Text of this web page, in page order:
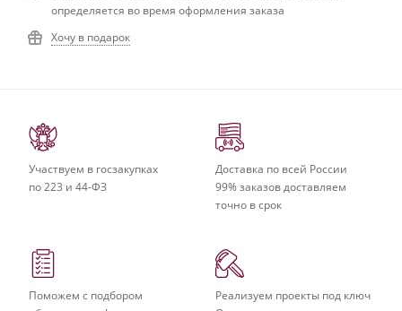
определяется во время оформления заказа
Хочу в подарок
Участвуем в госзакупках
по 223 и 44-ФЗ
Доставка по всей России
99% заказов доставляем
точно в срок
Поможем с подбором
Реализуем проекты под ключ